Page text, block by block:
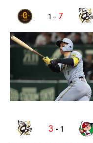
1 - 7
3 - 1